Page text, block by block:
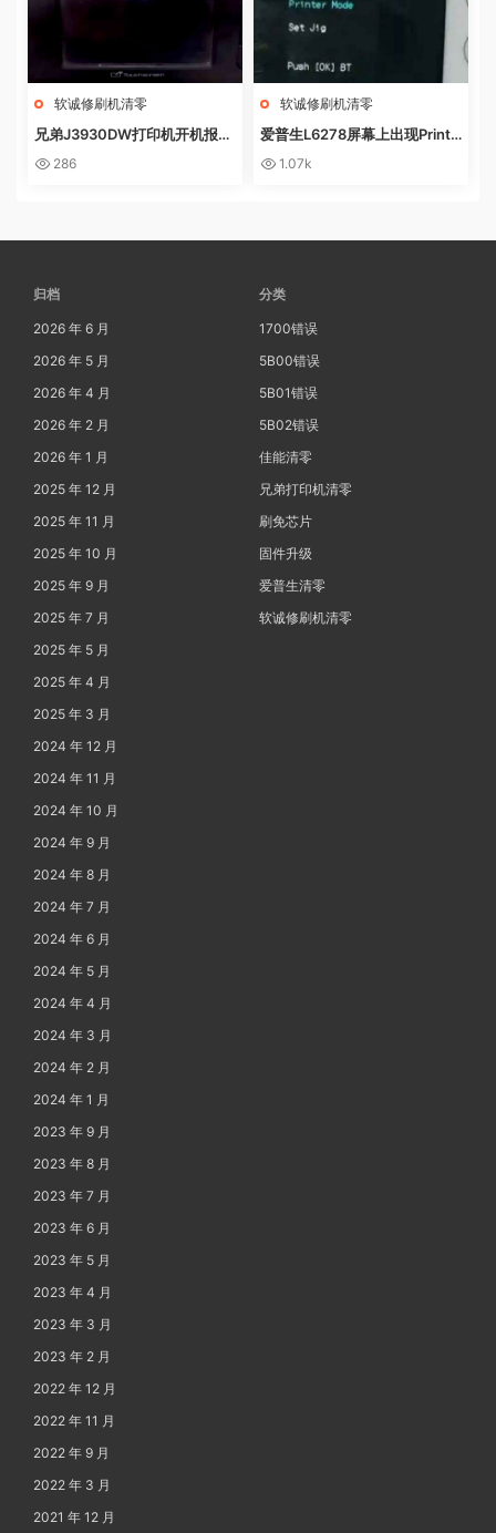
软诚修刷机清零
兄弟J3930DW打印机开机报错
Machine Err FE00远程操作快
286
软诚修刷机清零
爱普生L6278屏幕上出现Printe
r mode英文 进不了系统 刷固件
1.07k
归档
2026 年 6 月
2026 年 5 月
2026 年 4 月
2026 年 2 月
2026 年 1 月
2025 年 12 月
2025 年 11 月
2025 年 10 月
2025 年 9 月
2025 年 7 月
2025 年 5 月
2025 年 4 月
2025 年 3 月
2024 年 12 月
2024 年 11 月
2024 年 10 月
2024 年 9 月
2024 年 8 月
2024 年 7 月
2024 年 6 月
2024 年 5 月
2024 年 4 月
2024 年 3 月
2024 年 2 月
2024 年 1 月
2023 年 9 月
2023 年 8 月
2023 年 7 月
2023 年 6 月
2023 年 5 月
2023 年 4 月
2023 年 3 月
2023 年 2 月
2022 年 12 月
2022 年 11 月
2022 年 9 月
2022 年 3 月
2021 年 12 月
分类
1700错误
5B00错误
5B01错误
5B02错误
佳能清零
兄弟打印机清零
刷免芯片
固件升级
爱普生清零
软诚修刷机清零